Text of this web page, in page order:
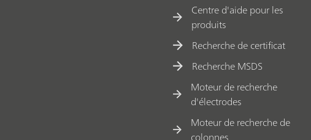
Centre d'aide pour les
produits
Recherche de certificat
Recherche MSDS
Moteur de recherche
d'électrodes
Moteur de recherche de